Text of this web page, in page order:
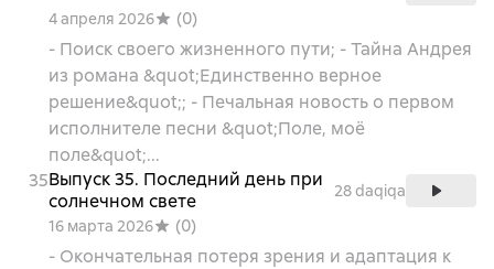
4 апреля 2026
(0)
- Поиск своего жизненного пути; - Тайна Андрея
из романа &quot;Единственно верное
решение&quot;; - Печальная новость о первом
исполнителе песни &quot;Поле, моё
поле&quot;...
35Выпуск 35. Последний день при
солнечном свете
28 daqiqa
16 марта 2026
(0)
- Окончательная потеря зрения и адаптация к